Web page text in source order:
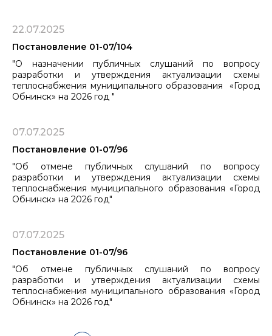
22.07.2025
Постановление 01-07/104
"О назначении публичных слушаний по вопросу
разработки и утверждения актуализации схемы
теплоснабжения муниципального образования «Город
Обнинск» на 2026 год "
07.07.2025
Постановление 01-07/96
"Об отмене публичных слушаний по вопросу
разработки и утверждения актуализации схемы
теплоснабжения муниципального образования «Город
Обнинск» на 2026 год"
07.07.2025
Постановление 01-07/96
"Об отмене публичных слушаний по вопросу
разработки и утверждения актуализации схемы
теплоснабжения муниципального образования «Город
Обнинск» на 2026 год"